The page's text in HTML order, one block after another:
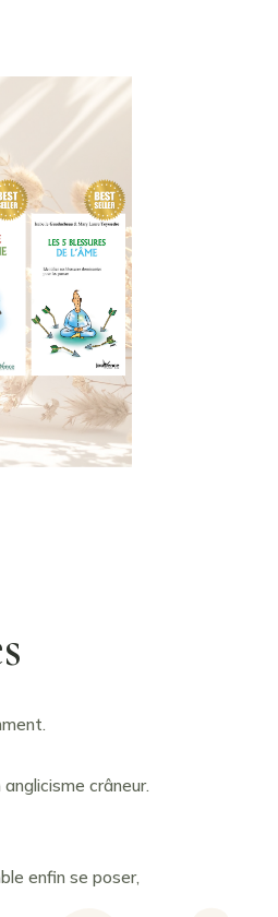
crâneur.
enfin se poser,